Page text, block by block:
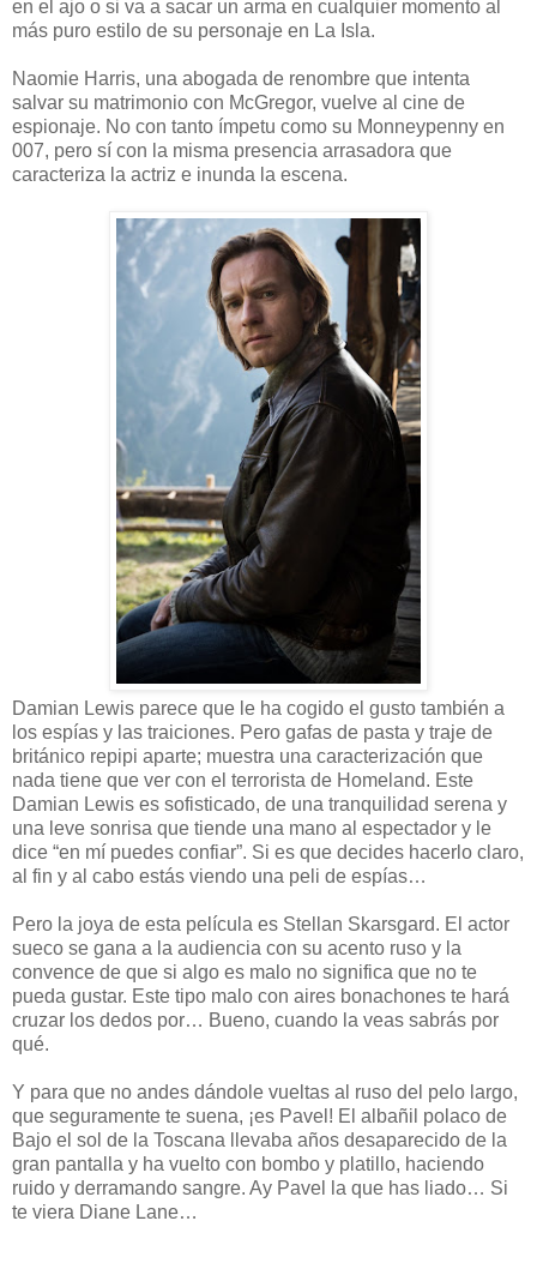
en el ajo o si va a sacar un arma en cualquier momento al
más puro estilo de su personaje en La Isla.
Naomie Harris, una abogada de renombre que intenta
salvar su matrimonio con McGregor, vuelve al cine de
espionaje. No con tanto ímpetu como su Monneypenny en
007, pero sí con la misma presencia arrasadora que
caracteriza la actriz e inunda la escena.
Damian Lewis parece que le ha cogido el gusto también a
los espías y las traiciones. Pero gafas de pasta y traje de
británico repipi aparte; muestra una caracterización que
nada tiene que ver con el terrorista de Homeland. Este
Damian Lewis es sofisticado, de una tranquilidad serena y
una leve sonrisa que tiende una mano al espectador y le
dice “en mí puedes confiar”. Si es que decides hacerlo claro,
al fin y al cabo estás viendo una peli de espías…
Pero la joya de esta película es Stellan Skarsgard. El actor
sueco se gana a la audiencia con su acento ruso y la
convence de que si algo es malo no significa que no te
pueda gustar. Este tipo malo con aires bonachones te hará
cruzar los dedos por… Bueno, cuando la veas sabrás por
qué.
Y para que no andes dándole vueltas al ruso del pelo largo,
que seguramente te suena, ¡es Pavel! El albañil polaco de
Bajo el sol de la Toscana llevaba años desaparecido de la
gran pantalla y ha vuelto con bombo y platillo, haciendo
ruido y derramando sangre. Ay Pavel la que has liado… Si
te viera Diane Lane…